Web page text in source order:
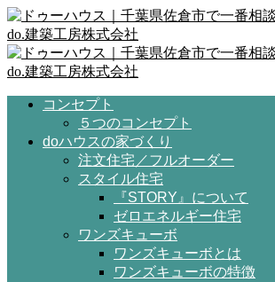
コンセプト
５つのコンセプト
doハウスの家づくり
注文住宅／フルオーダー
スタイル住宅
『STORY』について
ゼロエネルギー住宅
ワンズキューボ
ワンズキューボとは
ワンズキューボの特徴